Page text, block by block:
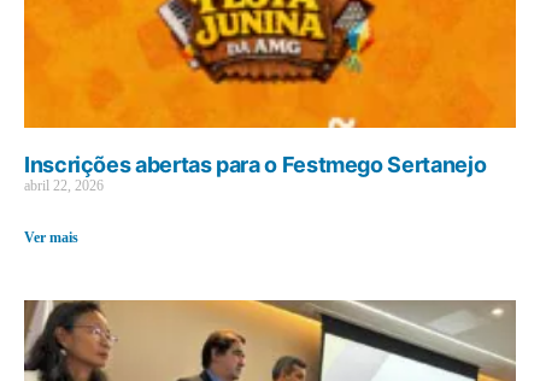
Inscrições abertas para o Festmego Sertanejo
abril 22, 2026
Ver mais